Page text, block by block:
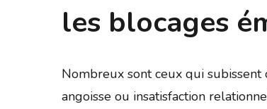
les blocages
Nombreux sont ceux qui subissent
angoisse ou insatisfaction